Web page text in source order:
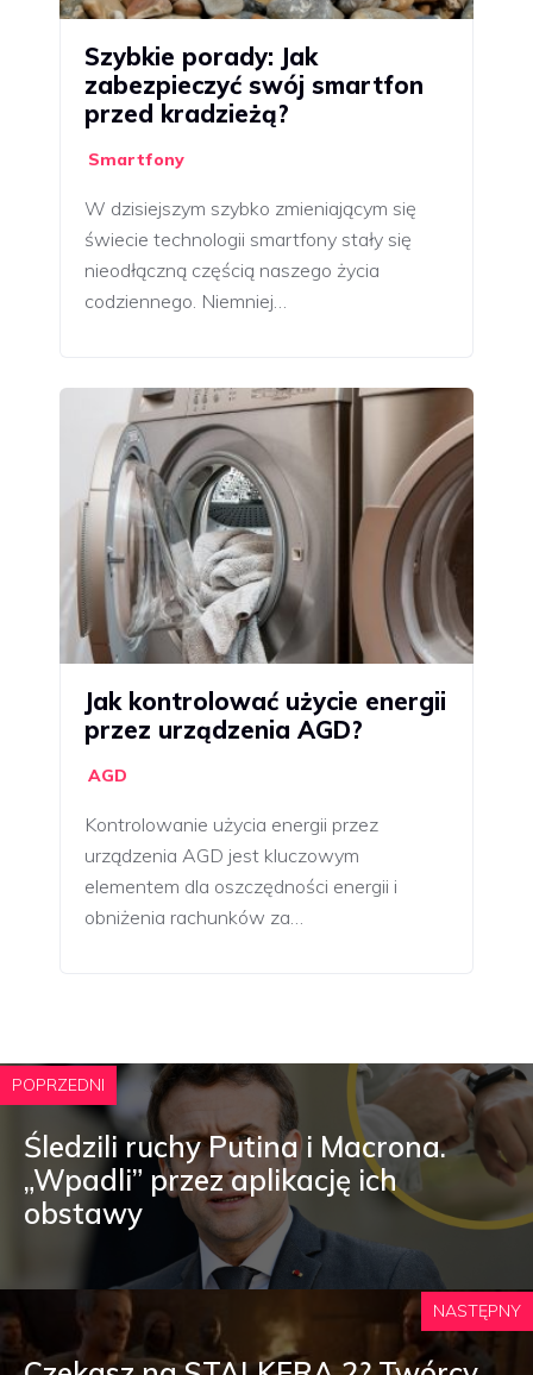
Szybkie porady: Jak
zabezpieczyć swój smartfon
przed kradzieżą?
Smartfony
W dzisiejszym szybko zmieniającym się
świecie technologii smartfony stały się
nieodłączną częścią naszego życia
codziennego. Niemniej…
Jak kontrolować użycie energii
przez urządzenia AGD?
AGD
Kontrolowanie użycia energii przez
urządzenia AGD jest kluczowym
elementem dla oszczędności energii i
obniżenia rachunków za…
POPRZEDNI
Śledzili ruchy Putina i Macrona.
„Wpadli” przez aplikację ich
obstawy
NASTĘPNY